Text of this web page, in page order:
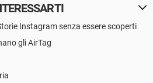
Instagram senza essere scoperti
gli AirTag